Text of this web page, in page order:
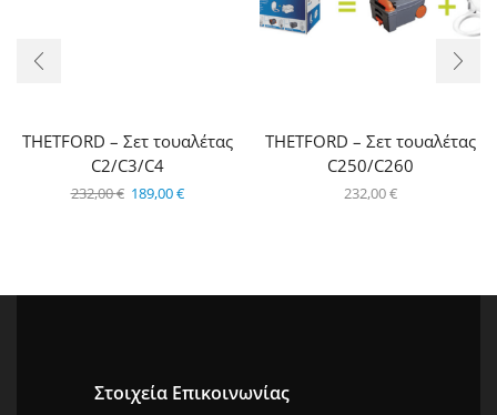
THETFORD – Σετ τουαλέτας
C2/C3/C4
232,00€ 189,00€
THETFORD – Σετ τουαλέτας
C250/C260
232,00€
Στοιχεία Επικοινωνίας